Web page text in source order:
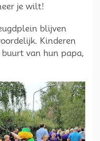
je wilt!
blijven
Kinderen
van hun papa,